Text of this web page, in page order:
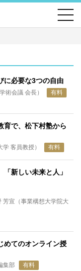
必要な3つの自由
術会議 会長） 有料
で、松下村塾から
客員教授） 有料
新しい未来と人」
芳宣（事業構想大学院大
めてのオンライン授
集部 有料